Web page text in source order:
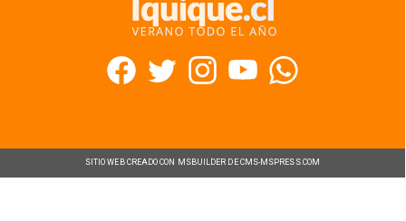
SITIO WEB CREADO CON MSBUILDER DE CMS-MSPRESS.COM